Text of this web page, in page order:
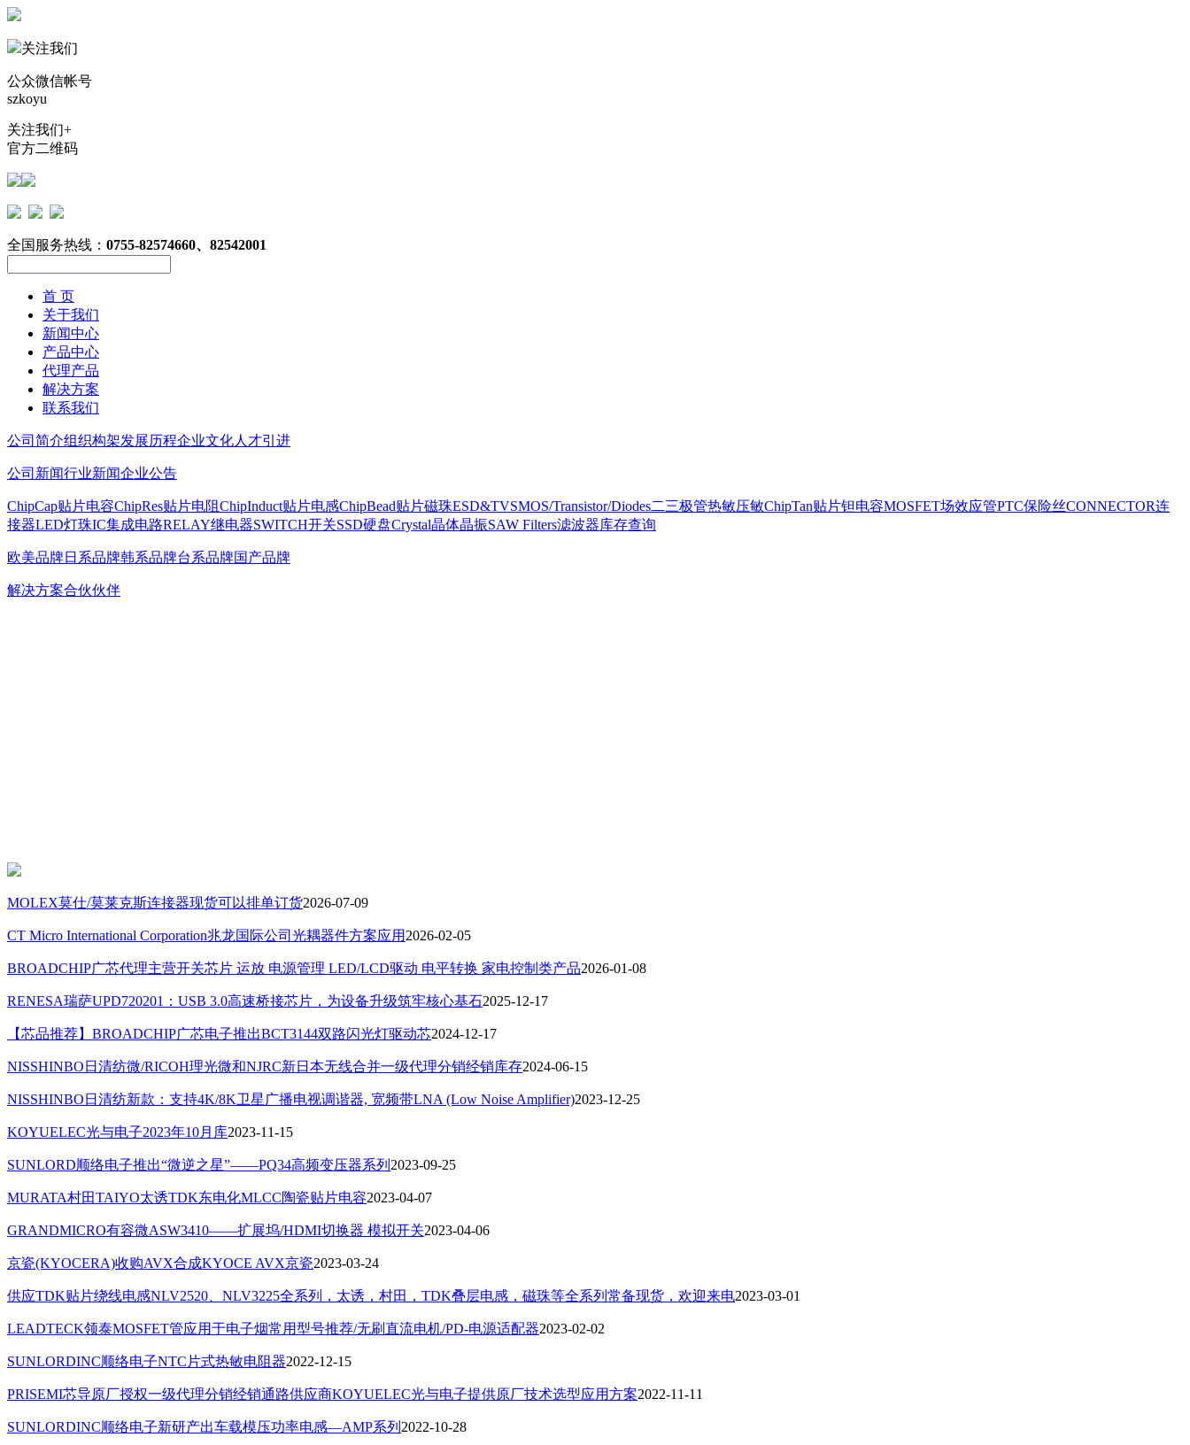
关注我们
公众微信帐号
szkoyu
关注我们+
官方二维码
全国服务热线： 0755-82574660、82542001
首 页
关于我们
新闻中心
产品中心
代理产品
解决方案
联系我们
公司简介组织构架发展历程企业文化人才引进
公司新闻行业新闻企业公告
ChipCap贴片电容ChipRes贴片电阻ChipInduct贴片电感ChipBead贴片磁珠ESD&TVSMOS/Transistor/Diodes二三极管热敏压敏ChipTan贴片钽电容MOSFET场效应管PTC保险丝CONNECTOR连
接器LED灯珠IC集成电路RELAY继电器SWITCH开关SSD硬盘Crystal晶体晶振SAW Filters滤波器库存查询
欧美品牌日系品牌韩系品牌台系品牌国产品牌
解决方案合伙伙伴
MOLEX莫仕/莫莱克斯连接器现货可以排单订货2026-07-09
CT Micro International Corporation兆龙国际公司光耦器件方案应用 2026-02-05
BROADCHIP广芯代理主营开关芯片 运放 电源管理 LED/LCD驱动 电平转换 家电控制类产品2026-01-08
RENESA瑞萨UPD720201：USB 3.0高速桥接芯片，为设备升级筑牢核心基石2025-12-17
【芯品推荐】BROADCHIP广芯电子推出BCT3144双路闪光灯驱动芯2024-12-17
NISSHINBO日清纺微/RICOH理光微和NJRC新日本无线合并一级代理分销经销库存2024-06-15
NISSHINBO日清纺新款：支持4K/8K卫星广播电视调谐器, 宽频带LNA (Low Noise Amplifier)2023-12-25
KOYUELEC光与电子2023年10月库2023-11-15
SUNLORD顺络电子推出“微逆之星”——PQ34高频变压器系列 2023-09-25
MURATA村田TAIYO太诱TDK东电化MLCC陶瓷贴片电容2023-04-07
GRANDMICRO有容微ASW3410——扩展坞/HDMI切换器 模拟开关2023-04-06
京瓷(KYOCERA)收购AVX合成KYOCE AVX京瓷2023-03-24
供应TDK贴片绕线电感NLV2520、NLV3225全系列，太诱，村田，TDK叠层电感，磁珠等全系列常备现货，欢迎来电2023-03-01
LEADTECK领泰MOSFET管应用于电子烟常用型号推荐/无刷直流电机/PD-电源适配器2023-02-02
SUNLORDINC顺络电子NTC片式热敏电阻器2022-12-15
PRISEMI芯导原厂授权一级代理分销经销通路供应商KOYUELEC光与电子提供原厂技术选型应用方案2022-11-11
SUNLORDINC顺络电子新研产出车载模压功率电感—AMP系列 2022-10-28